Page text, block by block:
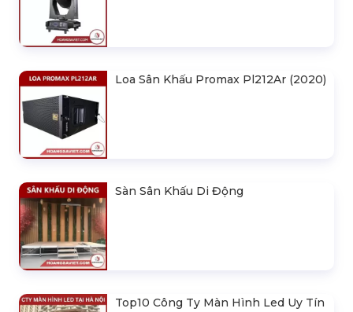
Loa Sân Khấu Promax Pl212Ar (2020)
Sàn Sân Khấu Di Động
Top10 Công Ty Màn Hình Led Uy Tín